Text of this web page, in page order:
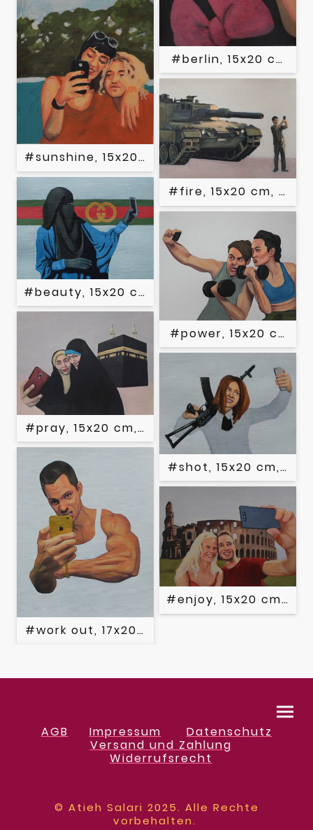
#sunshine, 15x20 cm, Acryl auf Papier,
#beauty, 15x20 cm, Acryl auf Papier, 2020
#pray, 15x20 cm, Acryl auf Papier, 2020
#work out, 17x20 cm, Acryl auf Papier,
#berlin, 15x20 cm,
#fire, 15x20 cm,
#power, 15x20 cm,
#shot, 15x20 cm,
#enjoy, 15x20 cm,
AGB Impressum
Datenschutz
Versand und Zahlung
Widerrufsrecht
© Atieh Salari 2025. Alle Rechte
vorbehalten.